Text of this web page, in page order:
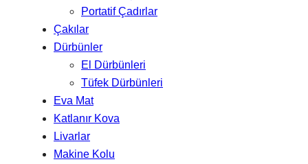
Portatif Çadırlar
Çakılar
Dürbünler
El Dürbünleri
Tüfek Dürbünleri
Eva Mat
Katlanır Kova
Livarlar
Makine Kolu